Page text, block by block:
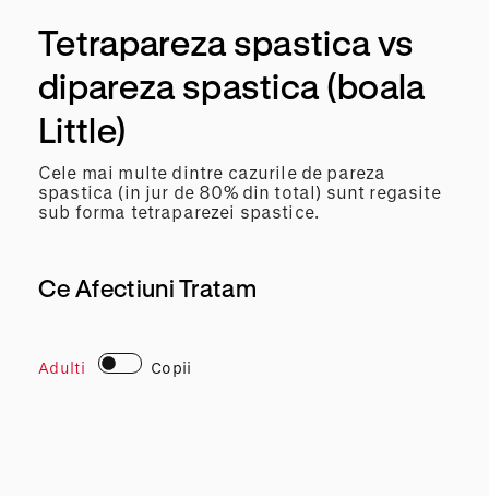
Tetrapareza spastica vs
dipareza spastica (boala
Little)
Cele mai multe dintre cazurile de pareza
spastica (in jur de 80% din total) sunt regasite
sub forma tetraparezei spastice.
Ce Afectiuni Tratam
Adulti Copii